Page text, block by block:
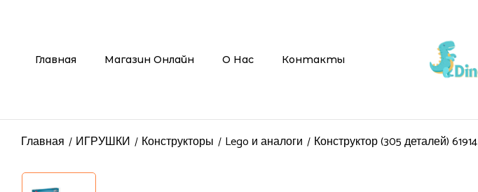
Главная Магазин Онлайн О Нас Контакты
Главная ИГРУШКИ Конструкторы Lego и аналоги Конструктор (305 деталей) 61914